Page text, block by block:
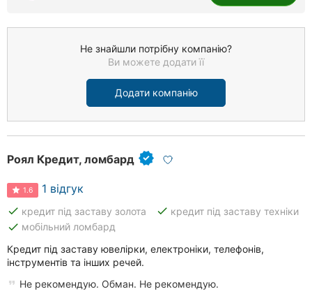
Не знайшли потрібну компанію?
Ви можете додати її
Додати компанію
Роял Кредит, ломбард
1.6 1 відгук
done кредит під заставу золота done кредит під заставу техніки
done мобільний ломбард
Кредит під заставу ювелірки, електроніки, телефонів,
інструментів та інших речей.
Не рекомендую. Обман. Не рекомендую.